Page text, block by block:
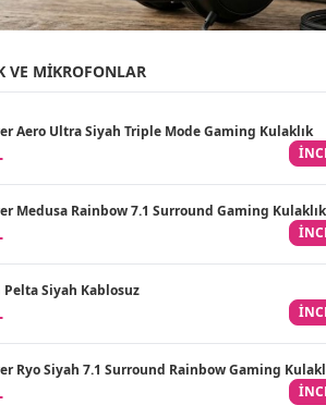
VE MIKROFONLAR
Aero Ultra Siyah Triple Mode Gaming Kulaklık
Medusa Rainbow 7.1 Surround Gaming Kulaklık
Pelta Siyah Kablosuz
Ryo Siyah 7.1 Surround Rainbow Gaming